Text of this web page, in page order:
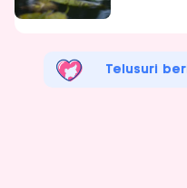
Telusuri